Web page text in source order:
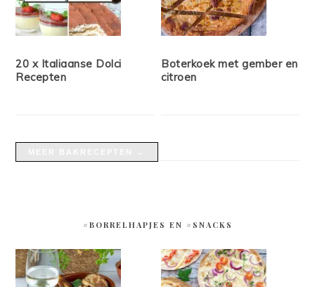
20 x Italiaanse Dolci
Recepten
Boterkoek met gember en
citroen
#BORRELHAPJES EN #SNACKS